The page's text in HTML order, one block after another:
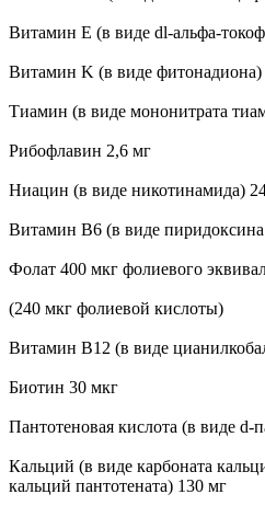
Витамин E (в виде dl-альфа-
Витамин K (в виде фитонадиона)
Тиамин (в виде мононитрата
Рибофлавин 2,6 мг
Ниацин (в виде никотинамида)
Витамин В6 (в виде
Фолат 400 мкг фолиевого
(240 мкг фолиевой кислоты)
Витамин В12 (в виде
Биотин 30 мкг
Пантотеновая кислота (в виде d-
Кальций (в виде карбоната
кальций пантотената) 130 мг